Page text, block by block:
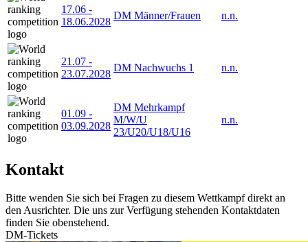
17.06 -
18.06.2028
DM Männer/Frauen n.n.
21.07 -
23.07.2028
DM Nachwuchs 1 n.n.
01.09 -
03.09.2028
DM Mehrkampf
M/W/U
23/U20/U18/U16
n.n.
Kontakt
Bitte wenden Sie sich bei Fragen zu diesem Wettkampf direkt an
den Ausrichter. Die uns zur Verfügung stehenden Kontaktdaten
finden Sie obenstehend.
DM-Tickets